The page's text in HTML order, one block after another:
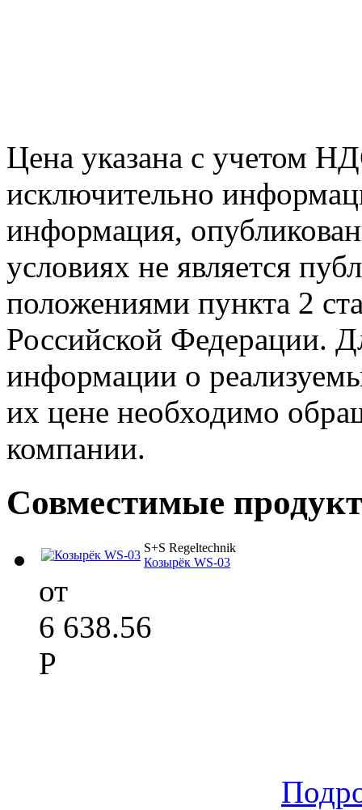
Цена указана с учетом
исключительно
информация,
условиях не является
положениями пункта 2
Российской Федерации.
информации о
их цене необходимо
компании.
Совместимые
S+S Regeltechnik
Козырёк WS-03
от
6 638.56
Р